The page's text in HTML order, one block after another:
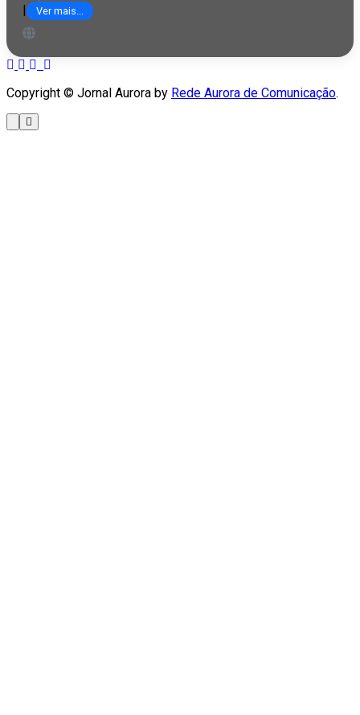
Ver mais...
Copyright © Jornal Aurora by Rede Aurora de Comunicação.